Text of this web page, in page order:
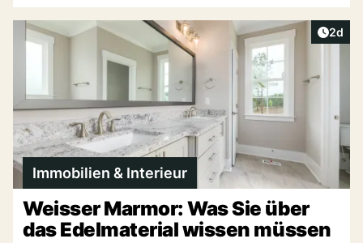
2d
Immobilien & Interieur
Weisser Marmor: Was Sie über
das Edelmaterial wissen müssen